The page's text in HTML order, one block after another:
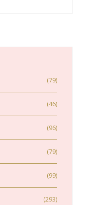
(79)
(46)
(96)
(79)
(99)
(293)